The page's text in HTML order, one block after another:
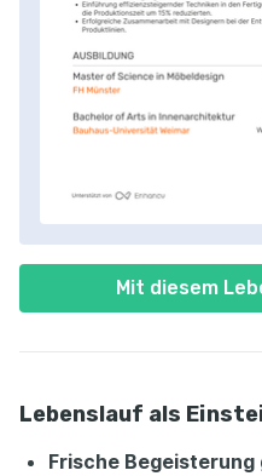
Mit diesem
Lebenslauf als
Frische